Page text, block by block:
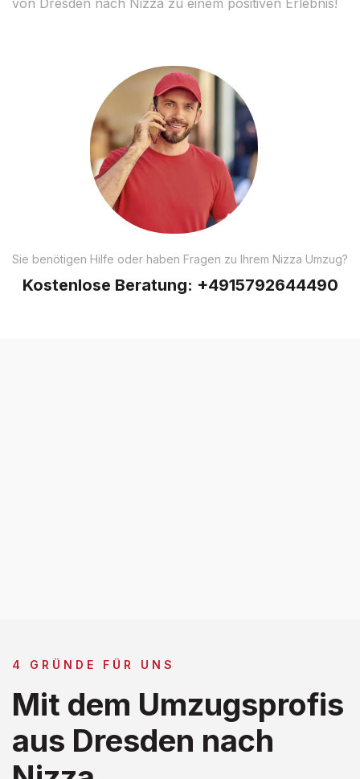
Sie benötigen Hilfe oder haben Fragen zu Ihrem Nizza Umzug?
Kostenlose Beratung: +4915792644490
4 GRÜNDE FÜR UNS
Mit dem Umzugsprofis
aus Dresden nach